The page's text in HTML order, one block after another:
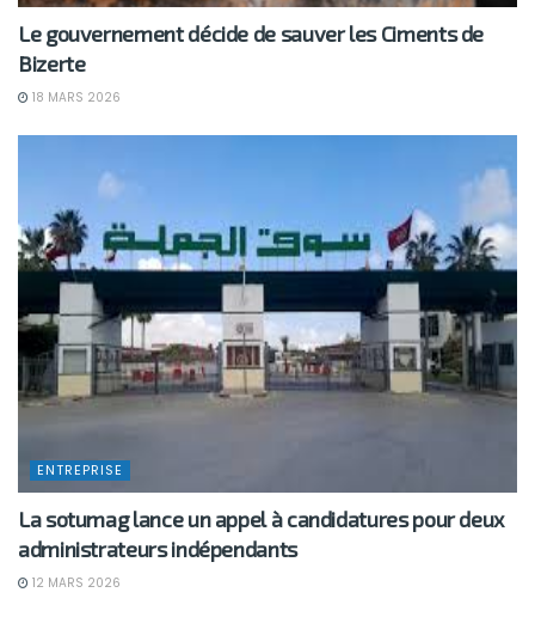
Le gouvernement décide de sauver les Ciments de
Bizerte
18 MARS 2026
ENTREPRISE
La sotumag lance un appel à candidatures pour deux
administrateurs indépendants
12 MARS 2026